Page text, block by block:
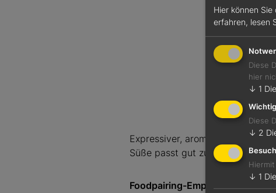
Expressiver, aromatischer und
Süße passt gut zur spät
Foodpairing-Empfehlung
Hier können
erfahren, lesen
Diese
hier
↓ 1
Diese
↓ 2
↓ 1